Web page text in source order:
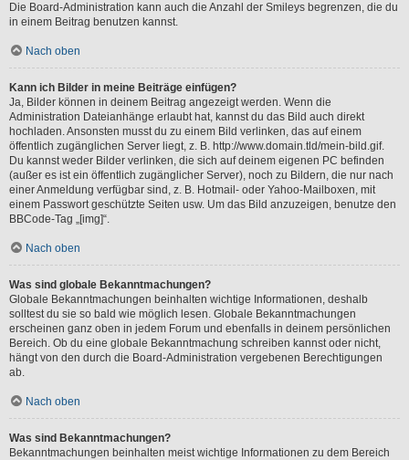
Die Board-Administration kann auch die Anzahl der Smileys begrenzen, die du
in einem Beitrag benutzen kannst.
Nach oben
Kann ich Bilder in meine Beiträge einfügen?
Ja, Bilder können in deinem Beitrag angezeigt werden. Wenn die
Administration Dateianhänge erlaubt hat, kannst du das Bild auch direkt
hochladen. Ansonsten musst du zu einem Bild verlinken, das auf einem
öffentlich zugänglichen Server liegt, z. B. http://www.domain.tld/mein-bild.gif.
Du kannst weder Bilder verlinken, die sich auf deinem eigenen PC befinden
(außer es ist ein öffentlich zugänglicher Server), noch zu Bildern, die nur nach
einer Anmeldung verfügbar sind, z. B. Hotmail- oder Yahoo-Mailboxen, mit
einem Passwort geschützte Seiten usw. Um das Bild anzuzeigen, benutze den
BBCode-Tag „[img]“.
Nach oben
Was sind globale Bekanntmachungen?
Globale Bekanntmachungen beinhalten wichtige Informationen, deshalb
solltest du sie so bald wie möglich lesen. Globale Bekanntmachungen
erscheinen ganz oben in jedem Forum und ebenfalls in deinem persönlichen
Bereich. Ob du eine globale Bekanntmachung schreiben kannst oder nicht,
hängt von den durch die Board-Administration vergebenen Berechtigungen
ab.
Nach oben
Was sind Bekanntmachungen?
Bekanntmachungen beinhalten meist wichtige Informationen zu dem Bereich